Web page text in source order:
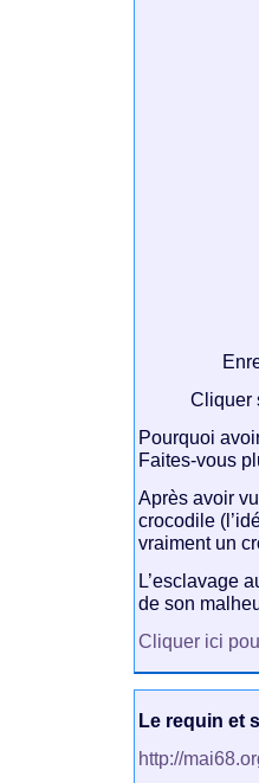
Cliquer
Pourquoi
Faites-vous
Après avoir
crocodile
vraiment un
L’esclavage
de son
Cliquer ici
Le requin et
http://